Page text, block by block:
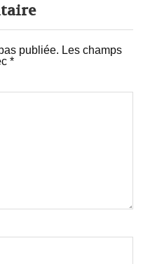
publiée. Les champs
*